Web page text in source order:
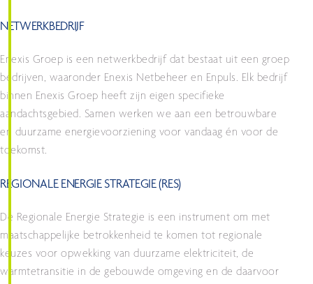
NETWERKBEDRIJF
Enexis Groep is een netwerkbedrijf dat bestaat uit een groep
bedrijven, waaronder Enexis Netbeheer en Enpuls. Elk bedrijf
binnen Enexis Groep heeft zijn eigen specifieke
aandachtsgebied. Samen werken we aan een betrouwbare
en duurzame energievoorziening voor vandaag én voor de
toekomst.
REGIONALE ENERGIE STRATEGIE (RES)
De Regionale Energie Strategie is een instrument om met
maatschappelijke betrokkenheid te komen tot regionale
keuzes voor opwekking van duurzame elektriciteit, de
warmtetransitie in de gebouwde omgeving en de daarvoor